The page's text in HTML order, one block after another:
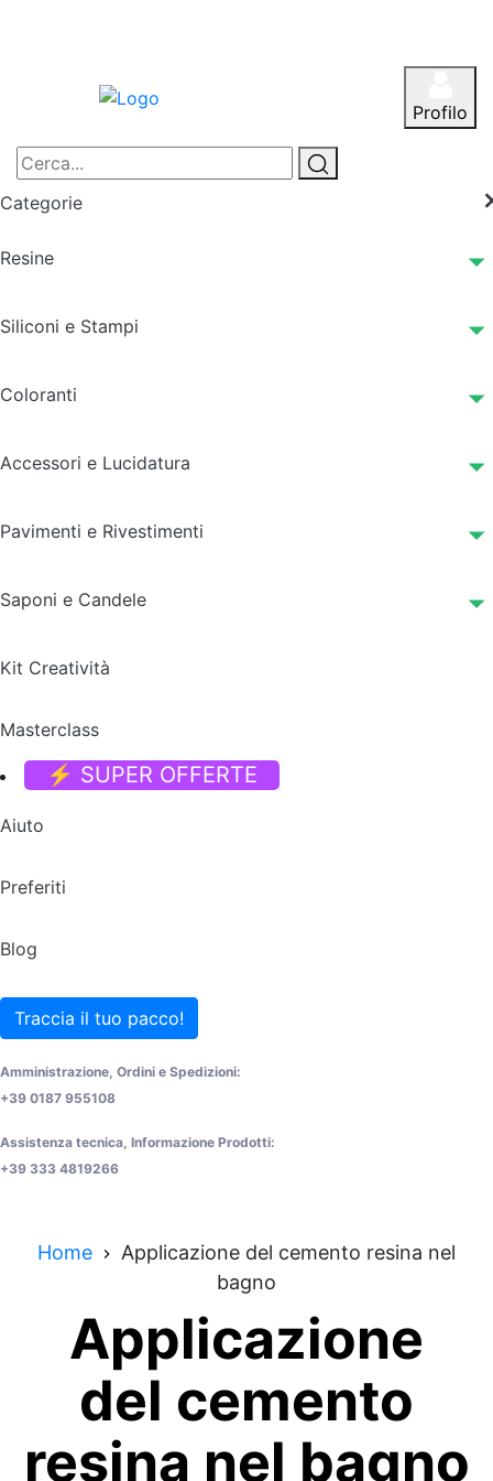
Profilo
Categorie
Resine
Siliconi e Stampi
Coloranti
Accessori e Lucidatura
Pavimenti e Rivestimenti
Saponi e Candele
Kit Creatività
Masterclass
⚡ SUPER OFFERTE
Aiuto
Preferiti
Blog
Traccia il tuo pacco!
Amministrazione, Ordini e Spedizioni:
+39 0187 955108
Assistenza tecnica, Informazione Prodotti:
+39 333 4819266
Home
Applicazione del cemento resina nel
bagno
Applicazione
del cemento
resina nel bagno